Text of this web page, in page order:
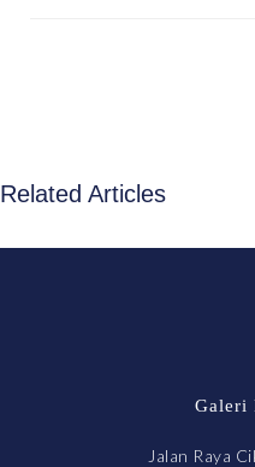
Related Articles
Galeri
Jalan Raya